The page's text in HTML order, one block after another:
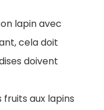
lapin avec
cela doit
doivent
aux lapins